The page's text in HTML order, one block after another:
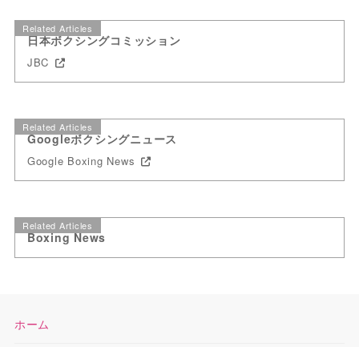
Related Articles
日本ボクシングコミッション
JBC
Related Articles
Googleボクシングニュース
Google Boxing News
Related Articles
Boxing News
ホーム